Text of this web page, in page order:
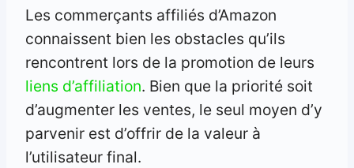
Les commerçants affiliés d’Amazon
connaissent bien les obstacles qu’ils
rencontrent lors de la promotion de leurs
liens d’affiliation. Bien que la priorité soit
d’augmenter les ventes, le seul moyen d’y
parvenir est d’offrir de la valeur à
l’utilisateur final.